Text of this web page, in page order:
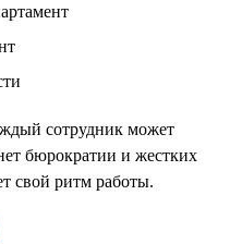
сотрудник может
бюрократии и жестких
свой ритм работы.